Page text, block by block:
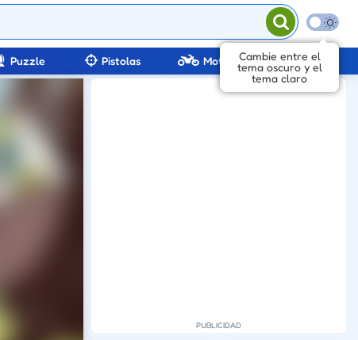
Puzzle Pistolas Motos io